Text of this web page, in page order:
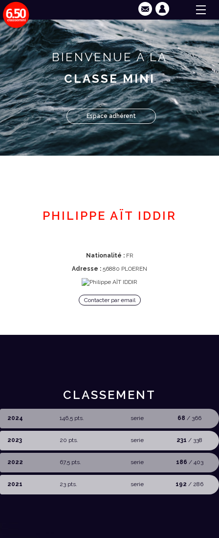
BIENVENUE À LA
CLASSE MINI
Espace adhérent
PHILIPPE AÏT IDDIR
Nationalité :FR
Adresse : 56880 PLOEREN
Contacter par email
CLASSEMENT
2024 146,5 pts. serie 68 / 366
2023 20 pts. serie 231 / 338
2022 67,5 pts. serie 186 / 403
2021 23 pts. serie 192 / 286